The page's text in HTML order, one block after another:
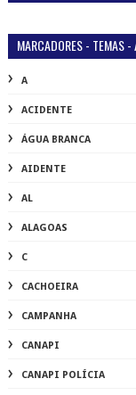
MARCADORES - TEMAS
A
ACIDENTE
ÁGUA BRANCA
AIDENTE
AL
ALAGOAS
C
CACHOEIRA
CAMPANHA
CANAPI
CANAPI POLÍCIA